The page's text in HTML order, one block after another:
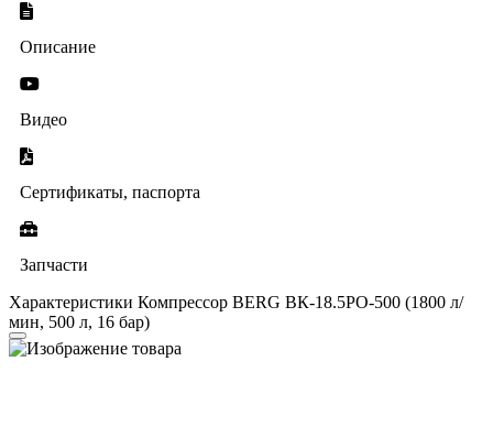
Описание
Видео
Сертификаты, паспорта
Запчасти
Характеристики Компрессор BERG ВК-18.5РО-500 (1800 л/
мин, 500 л, 16 бар)